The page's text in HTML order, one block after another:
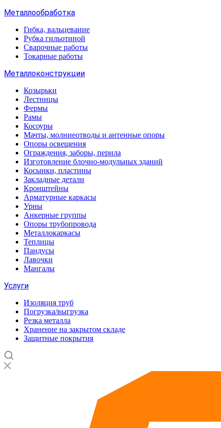
Металлообработка
Гибка, вальцевание
Рубка гильотиной
Сварочные работы
Токарные работы
Металлоконструкции
Козырьки
Лестницы
Фермы
Рамы
Косоуры
Мачты, молниеотводы и антенные опоры
Опоры освещения
Ограждения, заборы, перила
Изготовление блочно-модульных зданий
Косынки, пластины
Закладные детали
Кронштейны
Арматурные каркасы
Урны
Анкерные группы
Опоры трубопровода
Металлокаркасы
Теплицы
Пандусы
Лавочки
Мангалы
Услуги
Изоляция труб
Погрузка/выгрузка
Резка металла
Хранение на закрытом складе
Защитные покрытия